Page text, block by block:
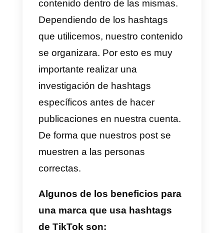
es muy sencilla de utilizar. Y con
opciones de edición fáciles de
usar para que todos puedan
hacer vídeos divertidos sin tener
grandes conocimientos de
edición. Además, la aplicación
incluye otras funciones como la
posibilidad de enviar mensajes,
votaciones, listas de amigos y
supuesto un sistema de
seguidores y seguidos.